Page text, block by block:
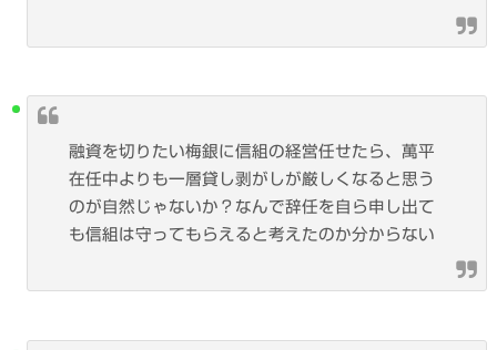
融資を切りたい梅銀に信組の経営任せたら、萬平
在任中よりも一層貸し剥がしが厳しくなると思う
のが自然じゃないか？なんで辞任を自ら申し出て
も信組は守ってもらえると考えたのか分からない